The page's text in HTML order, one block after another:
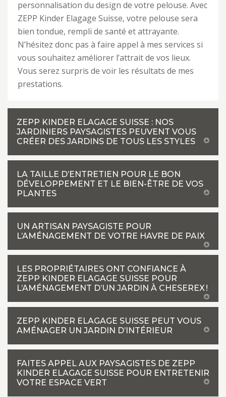
personnalisation du design de votre pelouse. Avec
ZEPP Kinder Elagage Suisse, votre pelouse sera
bien tondue, rempli de santé et attrayante.
N’hésitez donc pas à faire appel à mes services si
vous souhaitez améliorer l’attrait de vos lieux.
Vous serez surpris de voir les résultats de mes
prestations.
ZEPP KINDER ELAGAGE SUISSE : NOS
JARDINIERS PAYSAGISTES PEUVENT VOUS
CRÉER DES JARDINS DE TOUS LES STYLES
LA TAILLE D’ENTRETIEN POUR LE BON
DÉVELOPPEMENT ET LE BIEN-ÊTRE DE VOS
PLANTES
UN ARTISAN PAYSAGISTE POUR
L’AMÉNAGEMENT DE VOTRE HAVRE DE PAIX
LES PROPRIÉTAIRES ONT CONFIANCE À
ZEPP KINDER ELAGAGE SUISSE POUR
L’AMÉNAGEMENT D’UN JARDIN À CHESEREX !
ZEPP KINDER ELAGAGE SUISSE PEUT VOUS
AMÉNAGER UN JARDIN D’INTÉRIEUR
FAITES APPEL AUX PAYSAGISTES DE ZEPP
KINDER ELAGAGE SUISSE POUR ENTRETENIR
VOTRE ESPACE VERT